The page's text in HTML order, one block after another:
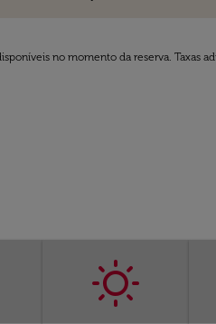
no momento da reserva. Taxas